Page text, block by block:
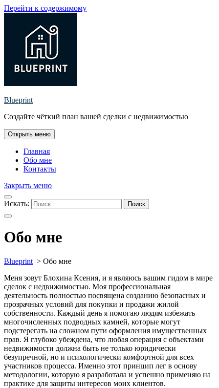
Перейти к содержимому
Blueprint
Создайте чёткий план вашей сделки с недвижимостью
Открыть меню
Главная
Обо мне
Контакты
Закрыть меню
Искать: Поиск
Обо мне
Blueprint > Обо мне
Меня зовут Блохина Ксения, и я являюсь вашим гидом в мире
сделок с недвижимостью. Моя профессиональная
деятельность полностью посвящена созданию безопасных и
прозрачных условий для покупки и продажи жилой
собственности. Каждый день я помогаю людям избежать
многочисленных подводных камней, которые могут
подстерегать на сложном пути оформления имущественных
прав. Я глубоко убеждена, что любая операция с объектами
недвижимости должна быть не только юридически
безупречной, но и психологически комфортной для всех
участников процесса. Именно этот принцип лег в основу
методологии, которую я разработала и успешно применяю на
практике для защиты интересов моих клиентов.